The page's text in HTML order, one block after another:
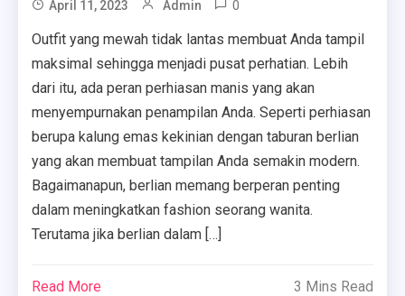
April 11, 2023 Admin 0
Outfit yang mewah tidak lantas membuat Anda tampil
maksimal sehingga menjadi pusat perhatian. Lebih
dari itu, ada peran perhiasan manis yang akan
menyempurnakan penampilan Anda. Seperti perhiasan
berupa kalung emas kekinian dengan taburan berlian
yang akan membuat tampilan Anda semakin modern.
Bagaimanapun, berlian memang berperan penting
dalam meningkatkan fashion seorang wanita.
Terutama jika berlian dalam […]
Read More 3 Mins Read